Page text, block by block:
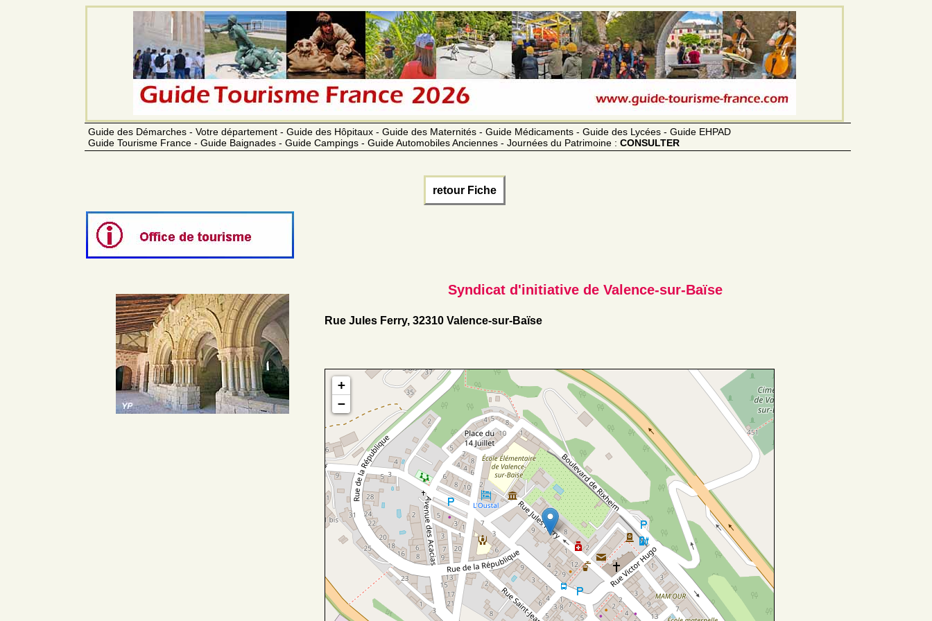
Guide des Démarches - Votre département - Guide des Hôpitaux - Guide des Maternités - Guide Médicaments - Guide des Lycées - Guide EHPAD
Guide Tourisme France - Guide Baignades - Guide Campings - Guide Automobiles Anciennes - Journées du Patrimoine : CONSULTER
retour Fiche
Syndicat d'initiative de Valence-sur-Baïse
Rue Jules Ferry, 32310 Valence-sur-Baïse
+
−